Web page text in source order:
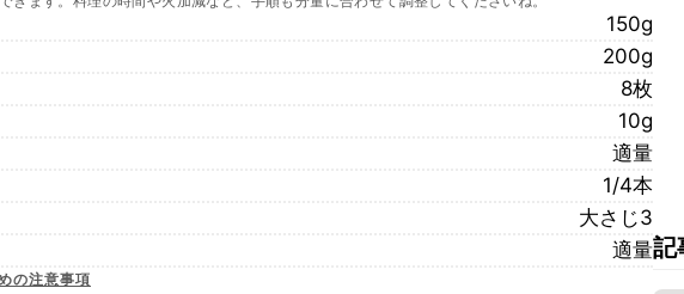
150g
200g
8枚
10g
適量
1/4本
大さじ3
適量
の注意事項
記